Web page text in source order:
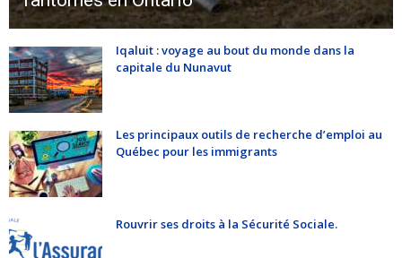
Iqaluit : voyage au bout du monde dans la
capitale du Nunavut
Les principaux outils de recherche d’emploi au
Québec pour les immigrants
Rouvrir ses droits à la Sécurité Sociale.